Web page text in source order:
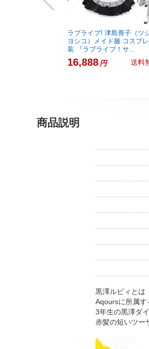
ラブライブ! 津島善子（ツ
ヨシコ）メイド服 コスプ
装 『ラブライブ！サ...
16,888円 送料
商品説明
黒澤ルビィとは
Aqoursに所属す
3年生の黒澤ダ
赤髪の短いツー